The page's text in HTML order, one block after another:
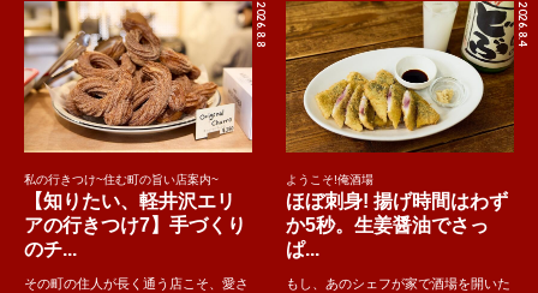
2026.8.8
私の行きつけ~住む町の旨い店案内~
【知りたい、軽井沢エリ
アの行きつけ7】手づくり
のチ...
その町の住人が長く通う店こそ、愛さ
2026.8.4
ようこそ!俺酒場
ほぼ刺身! 揚げ時間はわず
か5秒。生姜醤油でさっ
ぱ...
もし、あのシェフが家で酒場を開いた